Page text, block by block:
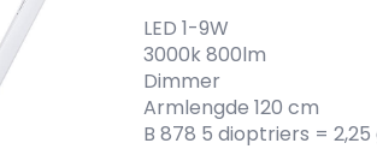
LED 1-9W
3000k 800lm
Dimmer
Armlengde 120 cm
B 878 5 dioptriers =